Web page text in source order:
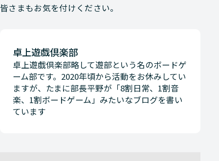
皆さまもお気を付けください。
卓上遊戯倶楽部
卓上遊戯倶楽部略して遊部という名のボードゲ
ーム部です。2020年頃から活動をお休みしてい
ますが、たまに部長平野が「8割日常、1割音
楽、1割ボードゲーム」みたいなブログを書い
ています